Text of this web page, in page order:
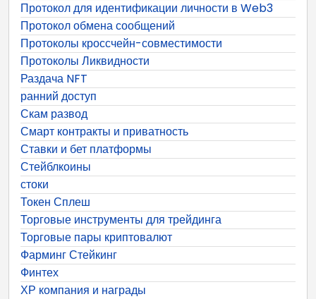
Протокол для идентификации личности в Web3
Протокол обмена сообщений
Протоколы кроссчейн-совместимости
Протоколы Ликвидности
Раздача NFT
ранний доступ
Скам развод
Смарт контракты и приватность
Ставки и бет платформы
Стейблкоины
стоки
Токен Сплеш
Торговые инструменты для трейдинга
Торговые пары криптовалют
Фарминг Стейкинг
Финтех
ХР компания и награды